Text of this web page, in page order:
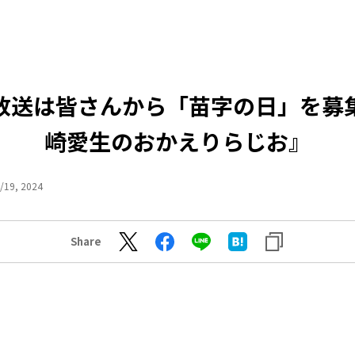
送は皆さんから「苗字の日」を募
崎愛生のおかえりらじお』
19, 2024
Share